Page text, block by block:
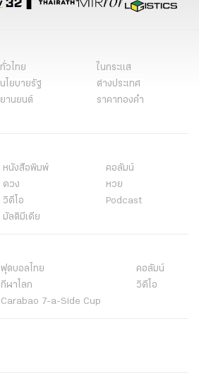
ทั่วไทย
ในกระแส
นโยบายรัฐ
ต่างประเทศ
ยานยนต์
ราคาทองคำ
หนังสือพิมพ์
คอลัมน์
ดวง
หวย
วิดีโอ
Podcast
มัลติมีเดีย
ฟุตบอลไทย
คอลัมน์
กีฬาโลก
วิดีโอ
Carabao 7-a-Side Cup